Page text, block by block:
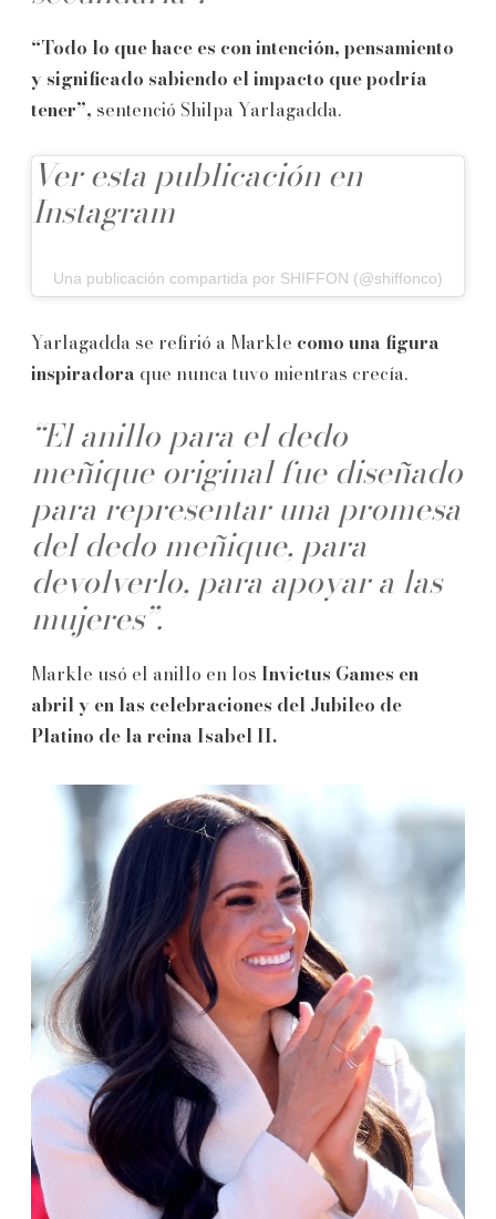
“Todo lo que hace es con intención, pensamiento
y significado sabiendo el impacto que podría
tener”, sentenció Shilpa Yarlagadda.
Ver esta publicación en
Instagram
Una publicación compartida por SHIFFON (@shiffonco)
Yarlagadda se refirió a Markle como una figura
inspiradora que nunca tuvo mientras crecía.
“El anillo para el dedo
meñique original fue diseñado
para representar una promesa
del dedo meñique, para
devolverlo, para apoyar a las
mujeres”.
Markle usó el anillo en los Invictus Games en
abril y en las celebraciones del Jubileo de
Platino de la reina Isabel II.